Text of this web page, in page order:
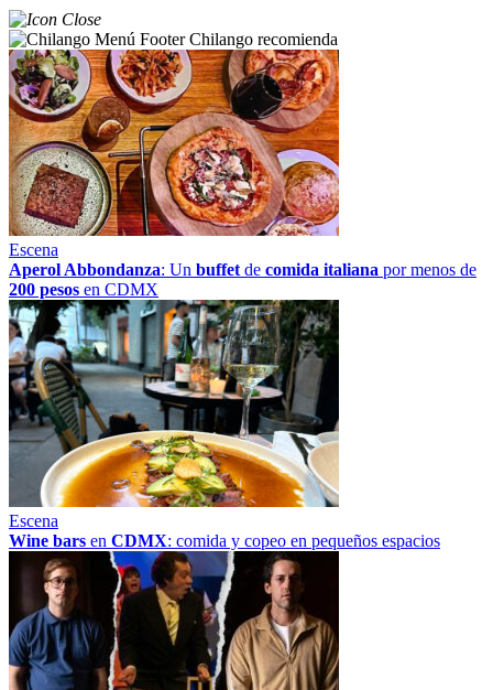
Chilango recomienda
Escena
Aperol Abbondanza: Un buffet de comida italiana por menos de
200 pesos en CDMX
Escena
Wine bars en CDMX: comida y copeo en pequeños espacios